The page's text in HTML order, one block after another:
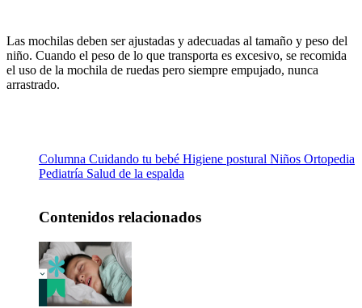
Las mochilas deben ser ajustadas y adecuadas al tamaño y peso del
niño. Cuando el peso de lo que transporta es excesivo, se recomida
el uso de la mochila de ruedas pero siempre empujado, nunca
arrastrado.
Columna Cuidando tu bebé Higiene postural Niños Ortopedia
Pediatría Salud de la espalda
Contenidos relacionados